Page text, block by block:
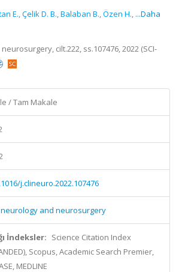
E.,Çelik D. B.,Balaban B.,Özen H., ...Daha
cilt.222, ss.107476, 2022 (SCI-
/ Tam Makale
j.clineuro.2022.107476
neurology and neurosurgery
İndeksler: Science Citation Index
Scopus, Academic Search Premier,
MEDLINE